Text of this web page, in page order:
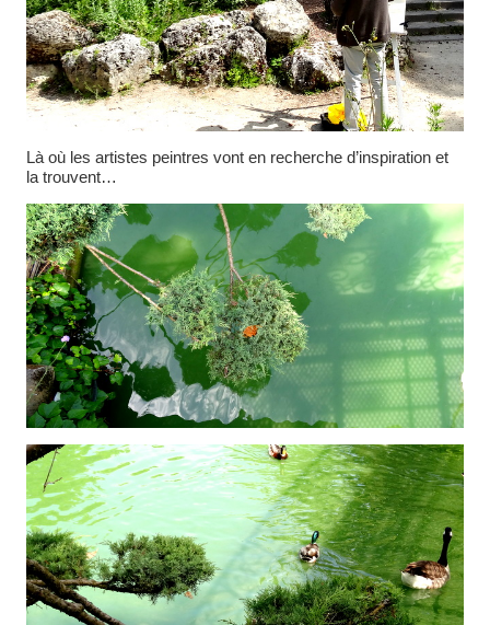
Là où les artistes peintres vont en recherche d’inspiration et
la trouvent…